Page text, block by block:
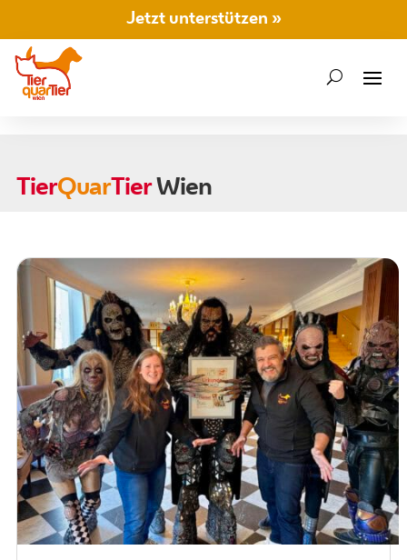
Jetzt unterstützen »
TierQuarTierWien